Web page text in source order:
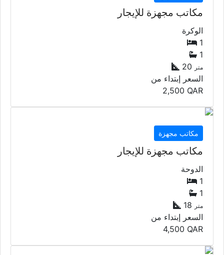
مكاتب مجهزة للإيجار
الوكرة
1
1
20
متر
السعر إبتداء من
2,500 QAR
مكاتب مجهزة
مكاتب مجهزة للإيجار
الدوحة
1
1
18
متر
السعر إبتداء من
4,500 QAR